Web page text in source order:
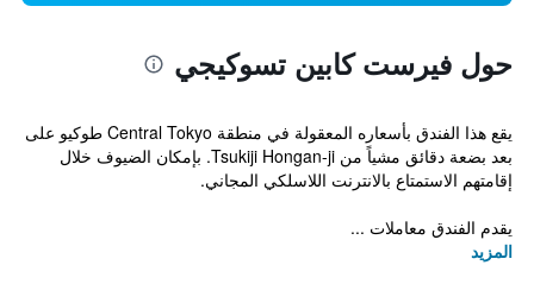
حول فيرست كابين تسوكيجي
يقع هذا الفندق بأسعاره المعقولة في منطقة Central Tokyo طوكيو على
بعد بضعة دقائق مشياً من Tsukiji Hongan-ji. بإمكان الضيوف خلال
إقامتهم الاستمتاع بالانترنت اللاسلكي المجاني.
يقدم الفندق معاملات ...
المزيد